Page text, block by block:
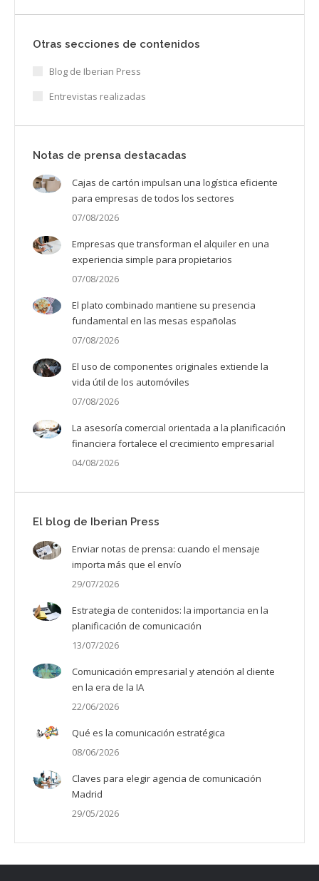
Otras secciones de contenidos
Blog de Iberian Press
Entrevistas realizadas
Notas de prensa destacadas
Cajas de cartón impulsan una logística eficiente
para empresas de todos los sectores
07/08/2026
Empresas que transforman el alquiler en una
experiencia simple para propietarios
07/08/2026
El plato combinado mantiene su presencia
fundamental en las mesas españolas
07/08/2026
El uso de componentes originales extiende la
vida útil de los automóviles
07/08/2026
La asesoría comercial orientada a la planificación
financiera fortalece el crecimiento empresarial
04/08/2026
El blog de Iberian Press
Enviar notas de prensa: cuando el mensaje
importa más que el envío
29/07/2026
Estrategia de contenidos: la importancia en la
planificación de comunicación
13/07/2026
Comunicación empresarial y atención al cliente
en la era de la IA
22/06/2026
Qué es la comunicación estratégica
08/06/2026
Claves para elegir agencia de comunicación
Madrid
29/05/2026